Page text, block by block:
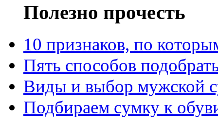
Полезно прочесть
10 признаков, по
Пять способов
Виды и выбор мужской
Подбираем сумку к